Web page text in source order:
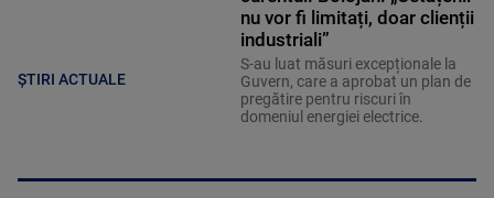
ȘTIRI ACTUALE
nu vor fi limitați, doar clienții
industriali”
S-au luat măsuri excepționale la
Guvern, care a aprobat un plan de
pregătire pentru riscuri în
domeniul energiei electrice.